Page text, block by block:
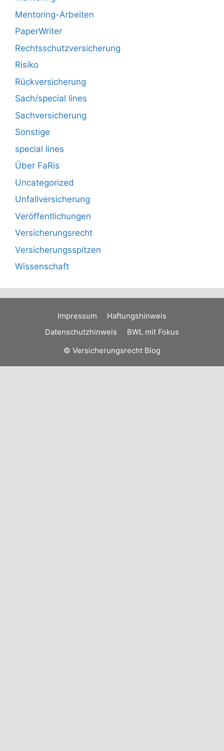
Mentoring-Arbeiten
PaperWriter
Rechtsschutzversicherung
Risiko
Rückversicherung
Sach/special lines
Sachversicherung
Sonstige
special lines
Über FaRis
Uncategorized
Unfallversicherung
Veröffentlichungen
Versicherungsrecht
Versicherungsspitzen
Wissenschaft
Impressum
Haftungshinweis
Datenschutzhinweis
BWL mit Fokus
© Versicherungsrecht Blog